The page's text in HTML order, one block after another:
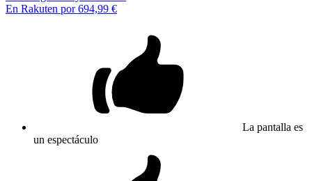
En Rakuten por 694,99 €
La pantalla es
un espectáculo